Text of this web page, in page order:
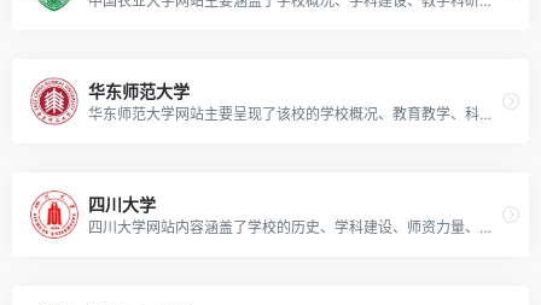
华东师范大学
华东师范大学网站主要呈现了该校的学校概况、教育教学、科研成果、招生就业等多方面的信息。
四川大学
四川大学网站内容涵盖了学校的历史、学科建设、师资力量、科研成果、招生就业等多方面信息。